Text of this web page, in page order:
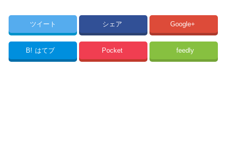
ツイート シェア Google+
B! はてブ Pocket feedly